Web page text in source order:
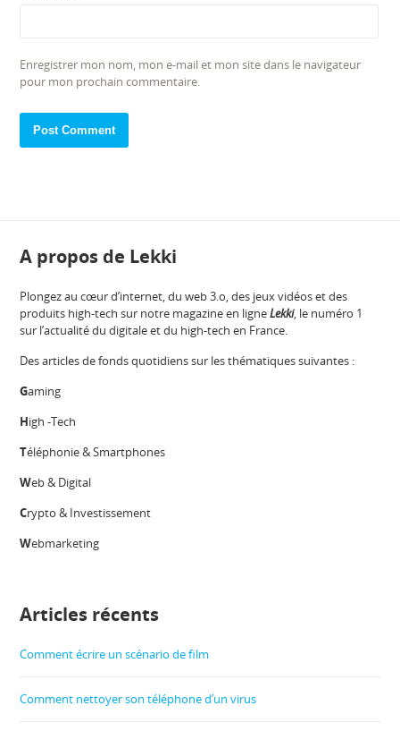
Enregistrer mon nom, mon e-mail et mon site dans le navigateur
pour mon prochain commentaire.
A propos de Lekki
Plongez au cœur d’internet, du web 3.o, des jeux vidéos et des
produits high-tech sur notre magazine en ligneLekki, le numéro 1
sur l’actualité du digitale et du high-tech en France.
Des articles de fonds quotidiens sur les thématiques suivantes :
Gaming
High -Tech
Téléphonie & Smartphones
Web & Digital
Crypto & Investissement
Webmarketing
Articles récents
Comment écrire un scénario de film
Comment nettoyer son téléphone d’un virus